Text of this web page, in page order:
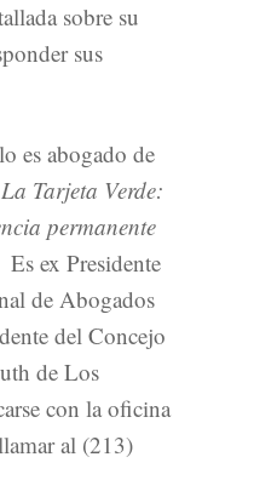
sobre su
sus
es abogado de
La Tarjeta Verde:
permanente
ex Presidente
de Abogados
del Concejo
de Los
con la oficina
al (213)